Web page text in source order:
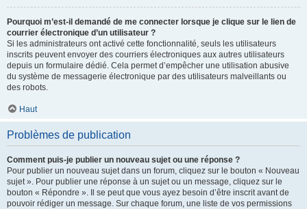
Pourquoi m’est-il demandé de me connecter lorsque je clique sur le lien de
courrier électronique d’un utilisateur ?
Si les administrateurs ont activé cette fonctionnalité, seuls les utilisateurs
inscrits peuvent envoyer des courriers électroniques aux autres utilisateurs
depuis un formulaire dédié. Cela permet d’empêcher une utilisation abusive
du système de messagerie électronique par des utilisateurs malveillants ou
des robots.
Haut
Problèmes de publication
Comment puis-je publier un nouveau sujet ou une réponse ?
Pour publier un nouveau sujet dans un forum, cliquez sur le bouton « Nouveau
sujet ». Pour publier une réponse à un sujet ou un message, cliquez sur le
bouton « Répondre ». Il se peut que vous ayez besoin d’être inscrit avant de
pouvoir rédiger un message. Sur chaque forum, une liste de vos permissions